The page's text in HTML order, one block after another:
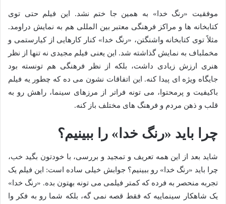
موفقیت «رنگ خدا» به همین جا ختم نشد. این فیلم حتی توی
کتابخانه ها و مراکز فرهنگی معتبر بین المللی هم به نمایش دراومد.
مثلاً توی کتابخانه واشنگتن، «رنگ خدا» کنار کارهایی از کیارستمی و
مخملباف به نمایش گذاشته شد. این یعنی فیلم مجیدی نه تنها از نظر
هنری ارزش زیادی داشت، بلکه از نظر فرهنگی هم تونسته بود
جایگاه ویژه ای پیدا کنه. این اتفاقات نشون می ده که چطور یه فیلم
باکیفیت و پرمحتوا، می تونه فراتر از مرزهای سینما، راهش رو به
قلب و ذهن مردم و فرهنگ های مختلف باز کنه.
چرا باید «رنگ خدا» را ببینیم؟
شاید بعد از این همه تعریف و تمجید و بررسی، با خودتون بگید خب،
چرا باید «رنگ خدا» رو ببینیم؟ جوابش خیلی ساده است: این فیلم یک
تجربه منحصر به فرده که کمتر فیلمی می تونه بهتون بده. «رنگ خدا»
یک شاهکار سینماییه که فقط قصه نمی گه، بلکه شما رو به فکر وا